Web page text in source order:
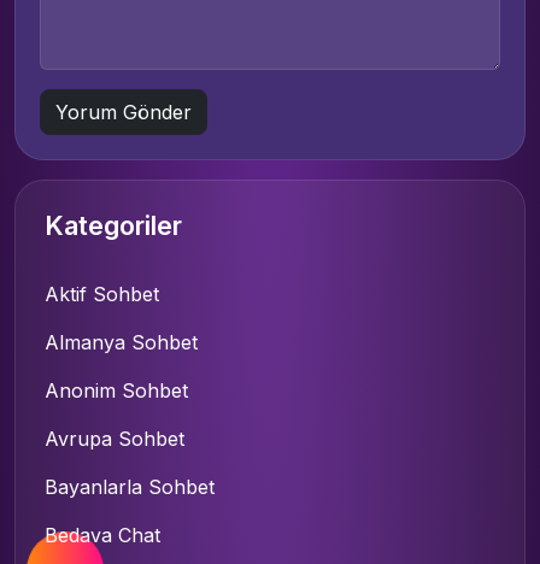
Kategoriler
Aktif Sohbet
Almanya Sohbet
Anonim Sohbet
Avrupa Sohbet
Bayanlarla Sohbet
Bedava Chat